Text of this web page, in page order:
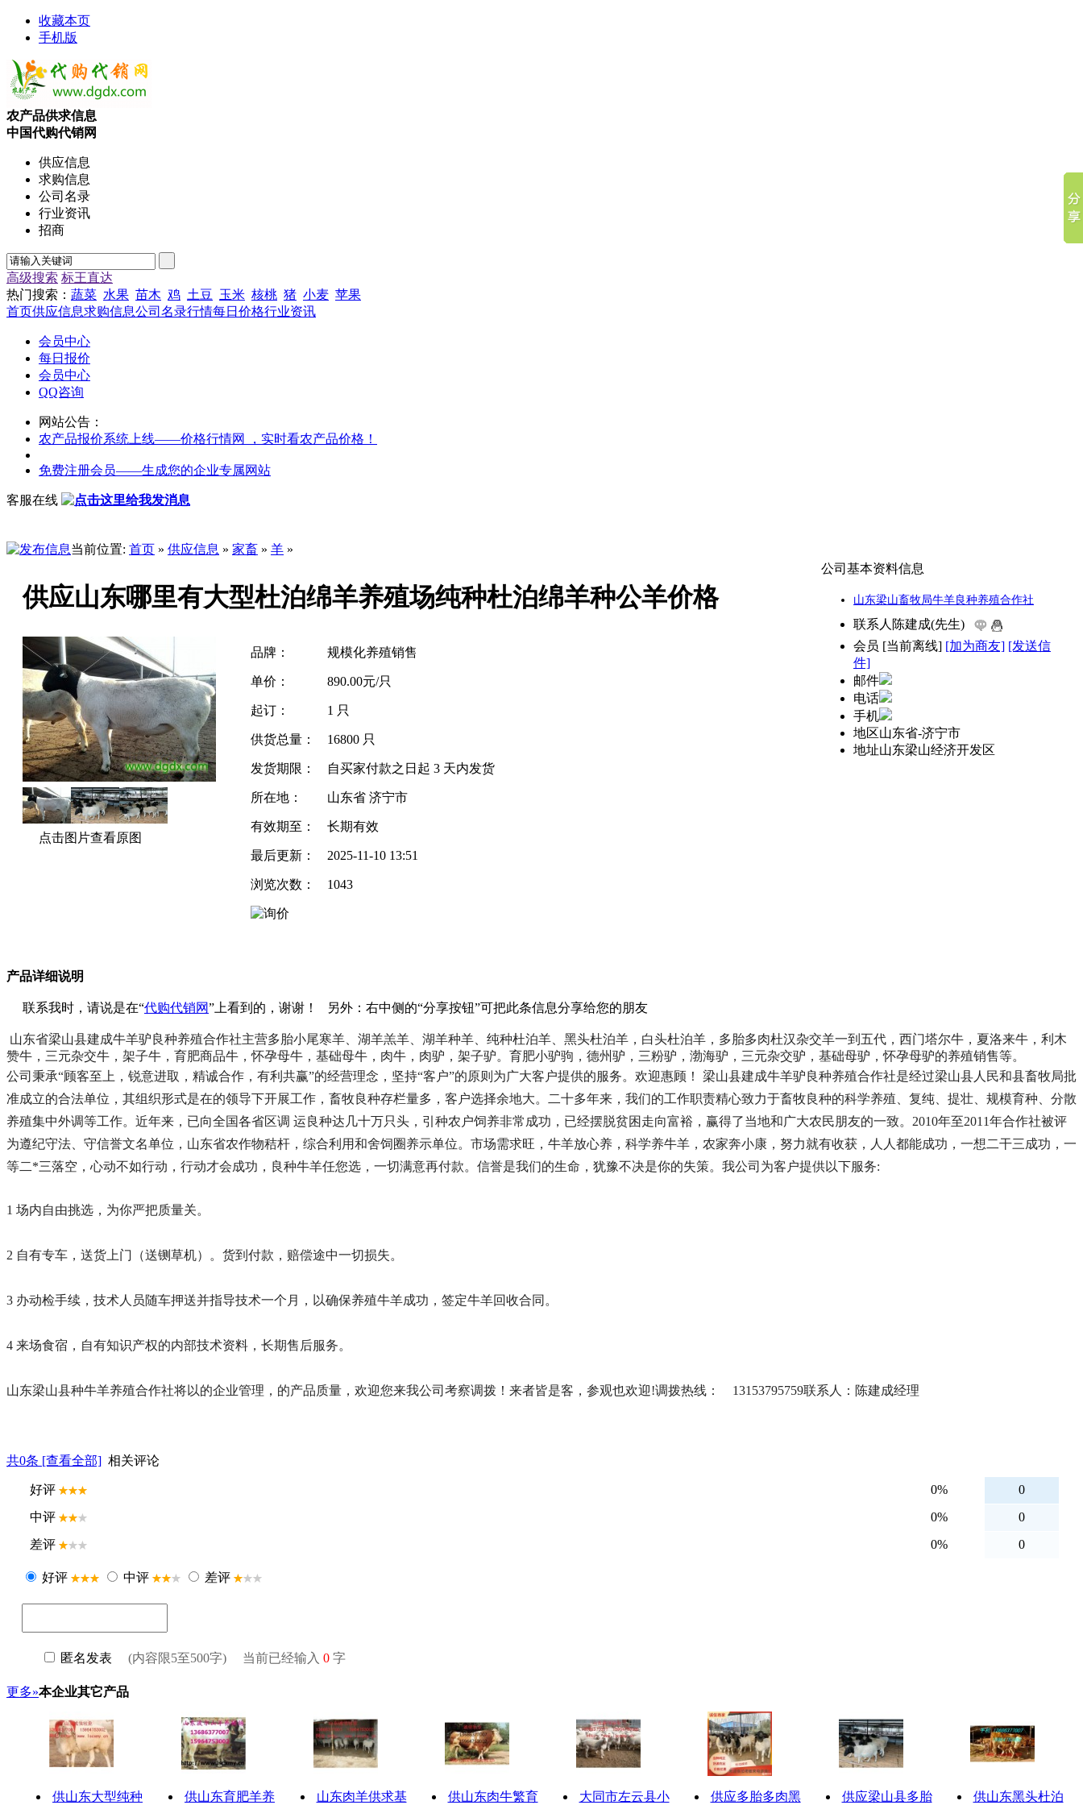
收藏本页
手机版
农产品供求信息
中国代购代销网
供应信息
求购信息
公司名录
行业资讯
招商
高级搜索 标王直达
热门搜索： 蔬菜 水果 苗木 鸡 土豆 玉米 核桃 猪 小麦 苹果
首页供应信息求购信息公司名录行情每日价格行业资讯
会员中心
每日报价
会员中心
QQ咨询
网站公告：
农产品报价系统上线——价格行情网 ，实时看农产品价格！
免费注册会员——生成您的企业专属网站
客服在线
当前位置: 首页 » 供应信息 » 家畜 » 羊 »
供应山东哪里有大型杜泊绵羊养殖场纯种杜泊绵羊种公羊价格
点击图片查看原图
品牌： 规模化养殖销售
单价： 890.00元/只
起订： 1 只
供货总量： 16800 只
发货期限： 自买家付款之日起 3 天内发货
所在地： 山东省 济宁市
有效期至： 长期有效
最后更新： 2025-11-10 13:51
浏览次数： 1043
公司基本资料信息
山东梁山畜牧局牛羊良种养殖合作社
联系人 陈建成(先生)
会员 [当前离线] [加为商友] [发送信
件]
邮件
电话
手机
地区山东省-济宁市
地址山东梁山经济开发区
产品详细说明
联系我时，请说是在“代购代销网”上看到的，谢谢！ 另外： 右中侧的“分享按钮”可把此条信息分享给您的朋友
山东省梁山县建成牛羊驴良种养殖合作社主营多胎小尾寒羊、湖羊羔羊、湖羊种羊、纯种杜泊羊、黑头杜泊羊，白头杜泊羊，多胎多肉杜汉杂交羊一到五代，西门塔尔牛，夏洛来牛，利木
赞牛，三元杂交牛，架子牛，育肥商品牛，怀孕母牛，基础母牛，肉牛，肉驴，架子驴。育肥小驴驹，德州驴，三粉驴，渤海驴，三元杂交驴，基础母驴，怀孕母驴的养殖销售等。
公司秉承“顾客至上，锐意进取，精诚合作，有利共赢”的经营理念，坚持“客户”的原则为广大客户提供的服务。欢迎惠顾！ 梁山县建成牛羊驴良种养殖合作社是经过梁山县人民和县畜牧局批
准成立的合法单位，其组织形式是在的领导下开展工作，畜牧良种存栏量多，客户选择余地大。二十多年来，我们的工作职责精心致力于畜牧良种的科学养殖、复纯、提壮、规模育种、分散
养殖集中外调等工作。近年来，已向全国各省区调 运良种达几十万只头，引种农户饲养非常成功，已经摆脱贫困走向富裕，赢得了当地和广大农民朋友的一致。2010年至2011年合作社被评
为遵纪守法、守信誉文名单位，山东省农作物秸杆，综合利用和舍饲圈养示单位。市场需求旺，牛羊放心养，科学养牛羊，农家奔小康，努力就有收获，人人都能成功，一想二干三成功，一
等二*三落空，心动不如行动，行动才会成功，良种牛羊任您选，一切满意再付款。信誉是我们的生命，犹豫不决是你的失策。我公司为客户提供以下服务:
1 场内自由挑选，为你严把质量关。
2 自有专车，送货上门（送铡草机）。货到付款，赔偿途中一切损失。
3 办动检手续，技术人员随车押送并指导技术一个月，以确保养殖牛羊成功，签定牛羊回收合同。
4 来场食宿，自有知识产权的内部技术资料，长期售后服务。
山东梁山县种牛羊养殖合作社将以的企业管理，的产品质量，欢迎您来我公司考察调拨！来者皆是客，参观也欢迎!调拨热线：    13153795759联系人：陈建成经理
共0条 [查看全部] 相关评论
更多»本企业其它产品
供山东大型纯种 供山东育肥羊养 山东肉羊供求基 供山东肉牛繁育 大同市左云县小 供应多胎多肉黑 供应梁山县多胎 供山东黑头杜泊